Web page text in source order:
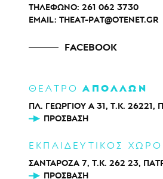
ΤΗΛΕΦΩΝΟ: 261 062 3730
EMAIL: THEAT-PAT@OTENET.GR
FACEBOOK
ΘΕΑΤΡΟΑΠΟΛΛΩΝ
ΠΛ. ΓΕΩΡΓΙΟΥ Α 31, Τ.Κ. 26221,
ΠΡΌΣΒΑΣΗ
ΕΚΠΑΙΔΕΥΤΙΚΟΣ
ΣΑΝΤΑΡΟΖΑ 7, Τ.Κ. 262 23,
ΠΡΌΣΒΑΣΗ